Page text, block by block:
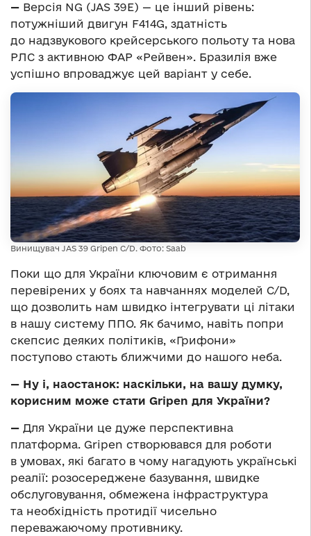
— Версія NG (JAS 39E) — це інший рівень:
потужніший двигун F414G, здатність
до надзвукового крейсерського польоту та нова
РЛС з активною ФАР «Рейвен». Бразилія вже
успішно впроваджує цей варіант у себе.
Винищувач JAS 39 Gripen C/D. Фото: Saab
Поки що для України ключовим є отримання
перевірених у боях та навчаннях моделей С/D,
що дозволить нам швидко інтегрувати ці літаки
в нашу систему ППО. Як бачимо, навіть попри
скепсис деяких політиків, «Грифони»
поступово стають ближчими до нашого неба.
— Ну і, наостанок: наскільки, на вашу думку,
корисним може стати Gripen для України?
— Для України це дуже перспективна
платформа. Gripen створювався для роботи
в умовах, які багато в чому нагадують українські
реалії: розосереджене базування, швидке
обслуговування, обмежена інфраструктура
та необхідність протидії чисельно
переважаючому противнику.